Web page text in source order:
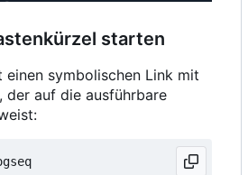
starten
einen symbolischen Link mit
der auf die ausführbare